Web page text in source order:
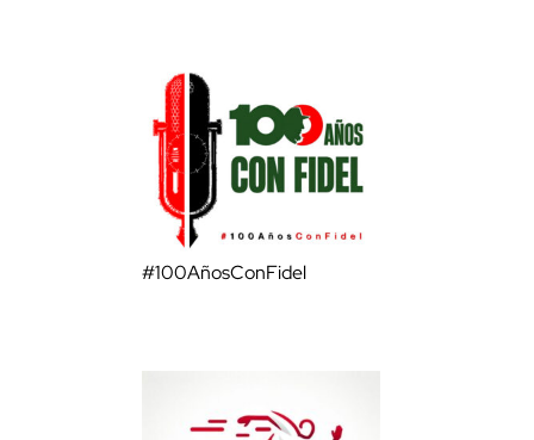
#100AñosConFidel